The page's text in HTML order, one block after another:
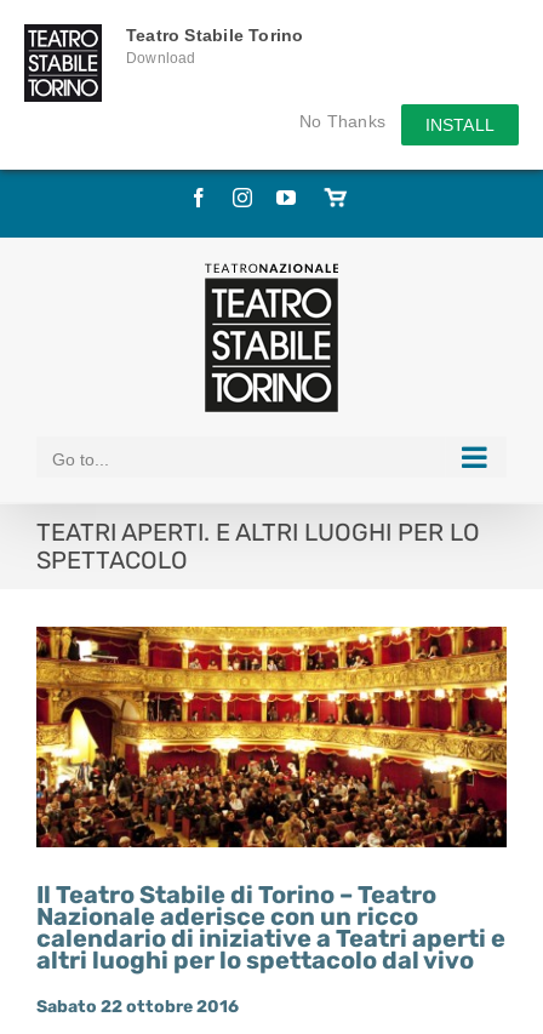
Teatro Stabile Torino
Download
No Thanks INSTALL
Skip
FacebookInstagramYouTube
Store
Go to...
TEATRI APERTI. E ALTRI LUOGHI PER LO
SPETTACOLO
Il Teatro Stabile di Torino – Teatro
Nazionale aderisce con un ricco
calendario di iniziative a Teatri aperti e
altri luoghi per lo spettacolo dal vivo
Sabato 22 ottobre 2016